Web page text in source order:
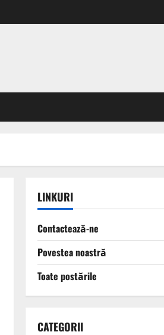
LINKURI
Contactează-ne
Povestea noastră
Toate postările
CATEGORII